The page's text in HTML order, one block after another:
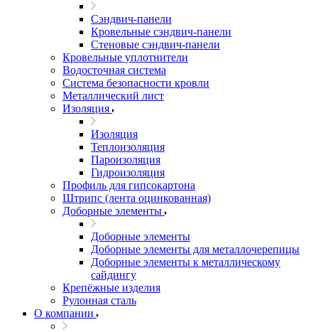
Сэндвич-панели
Кровельные сэндвич-панели
Стеновые сэндвич-панели
Кровельные уплотнители
Водосточная система
Система безопасности кровли
Металлический лист
Изоляция
Изоляция
Теплоизоляция
Пароизоляция
Гидроизоляция
Профиль для гипсокартона
Штрипс (лента оцинкованная)
Доборные элементы
Доборные элементы
Доборные элементы для металлочерепицы
Доборные элементы к металлическому
сайдингу
Крепёжные изделия
Рулонная сталь
О компании